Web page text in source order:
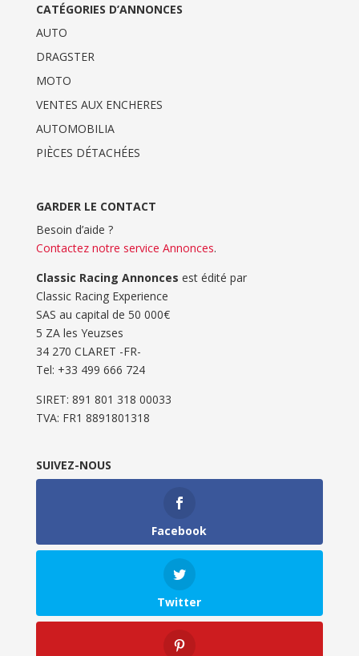
CATÉGORIES D’ANNONCES
AUTO
DRAGSTER
MOTO
VENTES AUX ENCHERES
AUTOMOBILIA
PIÈCES DÉTACHÉES
GARDER LE CONTACT
Besoin d’aide ?
Contactez notre service Annonces.
Classic Racing Annonces est édité par
Classic Racing Experience
SAS au capital de 50 000€
5 ZA les Yeuzses
34 270 CLARET -FR-
Tel: ‭+33 499 666 724‬
SIRET: 891 801 318 00033
TVA: FR1 8891801318
SUIVEZ-NOUS
Facebook
Twitter